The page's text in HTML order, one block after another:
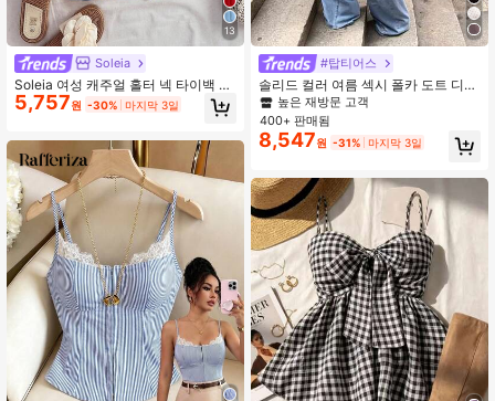
13
Soleia
Soleia 여성 캐주얼 홀터 넥 타이백 민
소매 탱크탑, 여름에 적합
5,757원 -30% 마지막 3일
#탑티어스
솔리드 컬러 여름 섹시 폴카 도트 디자
인 러플 헴 홀터넥 백리스 크롭 탑 여
성용, 허리 조임 슬리밍 블랙
높은 재방문 고객
400+ 판매됨
8,547원 -31% 마지막 3일